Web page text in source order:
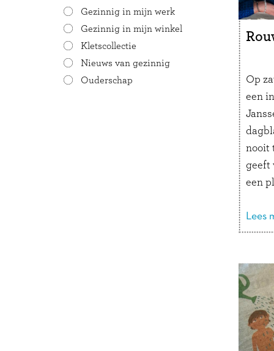
Gezinnig in mijn werk
Gezinnig in mijn winkel
Kletscollectie
Nieuws van gezinnig
Ouderschap
Op
een
nooit
geeft
een
met
een …
Lees